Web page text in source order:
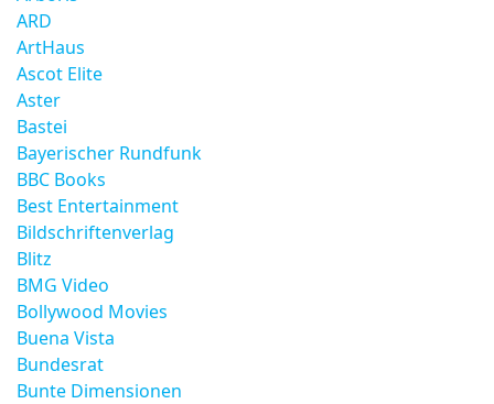
ARD
ArtHaus
Ascot Elite
Aster
Bastei
Bayerischer Rundfunk
BBC Books
Best Entertainment
Bildschriftenverlag
Blitz
BMG Video
Bollywood Movies
Buena Vista
Bundesrat
Bunte Dimensionen